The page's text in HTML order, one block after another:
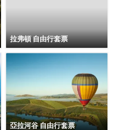
拉弗頓 自由行套票
亞拉河谷 自由行套票